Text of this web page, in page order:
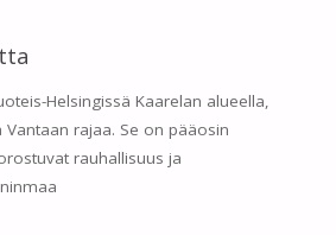
Helsingissä Kaarelan alueella,
rajaa. Se on pääosin
rauhallisuus ja